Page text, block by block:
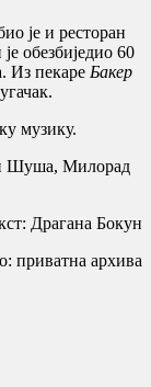
је и ресторан
обезбиједио 60
Из пекаре Бакер
музику.
Шуша, Милорад
Драгана Бокун
приватна архива